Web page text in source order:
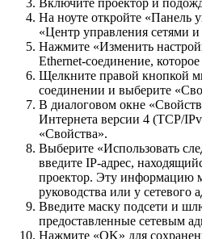
Включите проектор и
На ноуте откройте «Панель
«Центр управления сетями
Нажмите «Изменить
Ethernet-соединение,
Щелкните правой кнопкой
соединении и выберите
В диалоговом окне
Интернета версии 4 (TCP/
«Свойства».
Выберите «Использовать
введите IP-адрес,
проектор. Эту информацию
руководства или у сетевого
Введите маску подсети и
предоставленные сетевым
Нажмите «OK» для